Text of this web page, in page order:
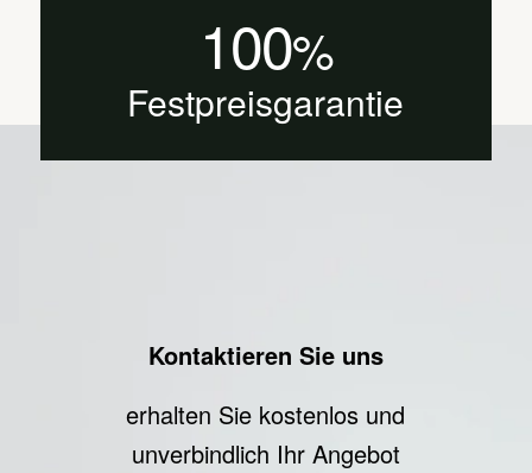
100%
Festpreisgarantie
Kontaktieren Sie uns
erhalten Sie kostenlos und
unverbindlich Ihr Angebot